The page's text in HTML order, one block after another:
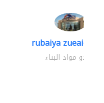
rubaiya zueaid
موردو مواد البناء